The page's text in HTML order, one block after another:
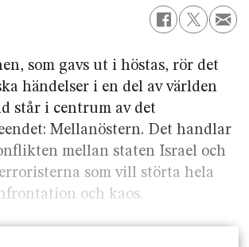
som gavs ut i höstas, rör det
händelser i en del av världen
står i centrum av det
Mellanöstern. Det handlar
mellan staten Israel och
som vill störta hela
och kaos.